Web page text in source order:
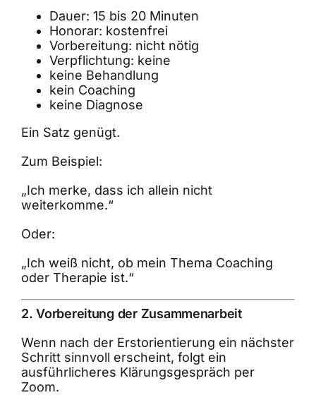
Dauer: 15 bis 20 Minuten
Honorar: kostenfrei
Vorbereitung: nicht nötig
Verpflichtung: keine
keine Behandlung
kein Coaching
keine Diagnose
Ein Satz genügt.
Zum Beispiel:
„Ich merke, dass ich allein nicht
weiterkomme.“
Oder:
„Ich weiß nicht, ob mein Thema Coaching
oder Therapie ist.“
2. Vorbereitung der Zusammenarbeit
Wenn nach der Erstorientierung ein nächster
Schritt sinnvoll erscheint, folgt ein
ausführlicheres Klärungsgespräch per
Zoom.